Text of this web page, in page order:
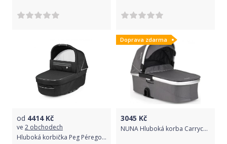
od 4414Kč
ve 2 obchodech
Hluboká korbička Peg Pérego Culla Primonido GT4 Black Shine 2021
Doprava zdarma
3045 Kč
NUNA Hluboká korba Carrycot 2017 - Graphite S